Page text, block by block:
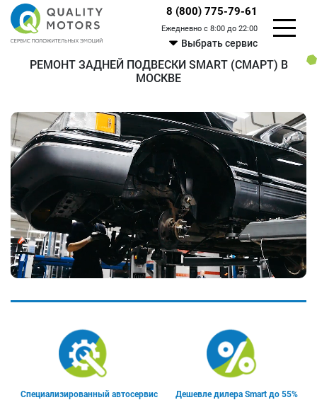
8 (800) 775-79-61
Ежедневно с 8:00 до 22:00
Выбрать сервис
РЕМОНТ ЗАДНЕЙ ПОДВЕСКИ SMART (СМАРТ) В
МОСКВЕ
Специализированный автосервис Дешевле дилера Smart до 55%